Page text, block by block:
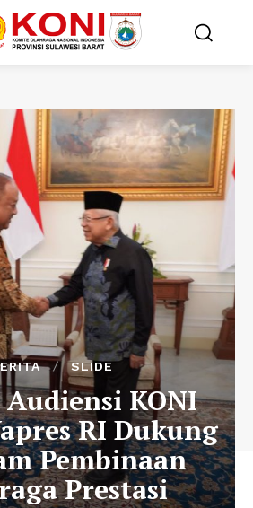
SLIDE
KONI
RI Dukung
Pembinaan
Prestasi